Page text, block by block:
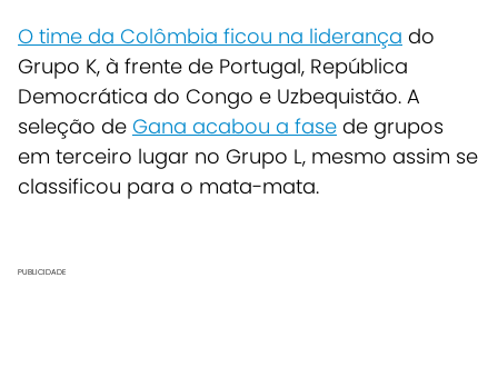
O time da Colômbia ficou na liderança do
Grupo K, à frente de Portugal, República
Democrática do Congo e Uzbequistão. A
seleção de Gana acabou a fase de grupos
em terceiro lugar no Grupo L, mesmo assim se
classificou para o mata-mata.
PUBLICIDADE